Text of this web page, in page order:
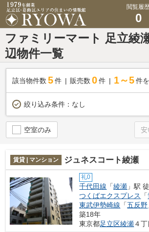
閲覧履
0
ファミリーマート 足立綾
辺物件一覧
該当物件数 5件 販売数 0 件 1～5 件
絞り込み条件： なし
空室のみ
賃貸 | マンション ジュネスコート綾瀬
礼0
千代田線 「綾瀬 」駅
つくばエクスプレス
「
東武伊勢崎線 「五反野
築18年
東京都足立区綾瀬４丁